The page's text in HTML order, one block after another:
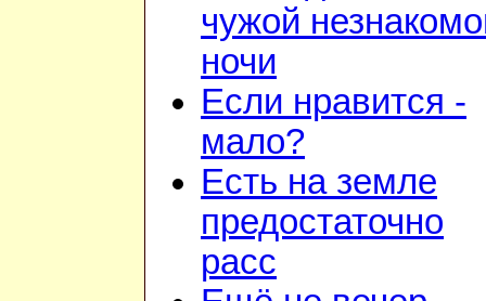
чужой
ночи
Если нравится -
мало?
Есть на земле
предостаточно
расс